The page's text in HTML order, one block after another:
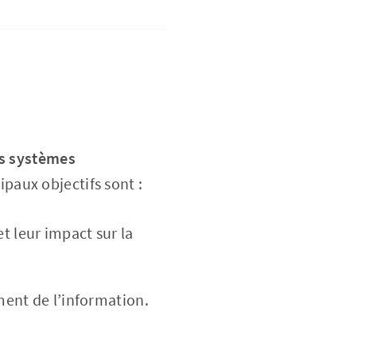
systèmes
objectifs sont :
leur impact sur la
de l’information.